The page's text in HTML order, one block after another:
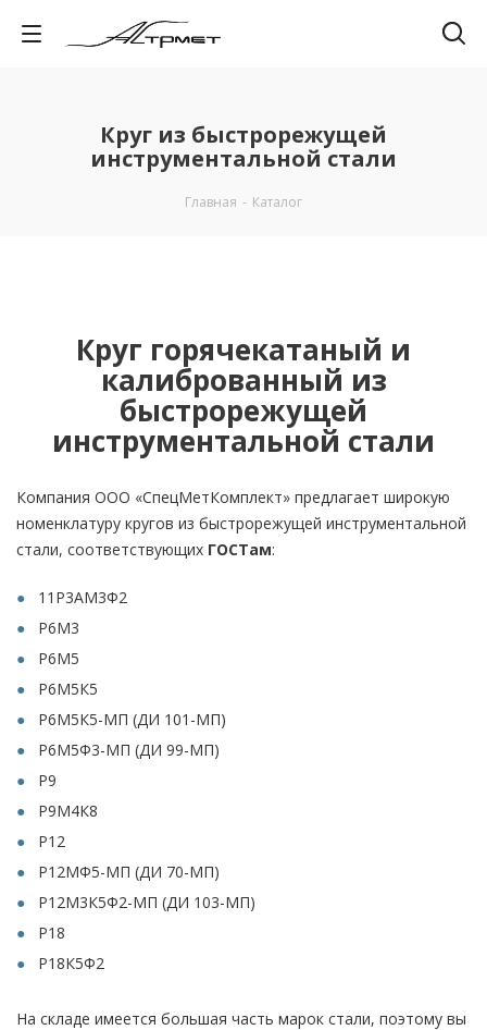
Круг из быстрорежущей
инструментальной стали
Главная - Каталог
Круг горячекатаный и
калиброванный из
быстрорежущей
инструментальной стали
Компания ООО «СпецМетКомплект» предлагает широкую
номенклатуру кругов из быстрорежущей инструментальной
стали, соответствующих ГОСТам:
11Р3АМ3Ф2
Р6М3
Р6М5
Р6М5К5
Р6М5К5-МП (ДИ 101-МП)
Р6М5Ф3-МП (ДИ 99-МП)
Р9
Р9М4К8
Р12
Р12МФ5-МП (ДИ 70-МП)
Р12М3К5Ф2-МП (ДИ 103-МП)
Р18
Р18К5Ф2
На складе имеется большая часть марок стали, поэтому вы